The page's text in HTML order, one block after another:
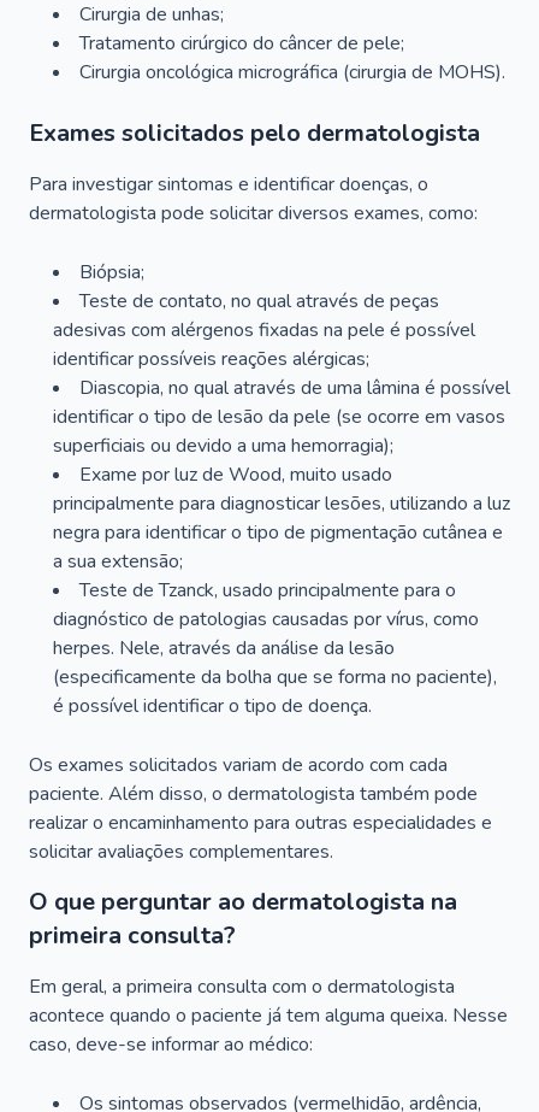
Cirurgia de unhas;
Tratamento cirúrgico do câncer de pele;
Cirurgia oncológica micrográfica (cirurgia de MOHS).
Exames solicitados pelo dermatologista
Para investigar sintomas e identificar doenças, o
dermatologista pode solicitar diversos exames, como:
Biópsia;
Teste de contato, no qual através de peças
adesivas com alérgenos fixadas na pele é possível
identificar possíveis reações alérgicas;
Diascopia, no qual através de uma lâmina é possível
identificar o tipo de lesão da pele (se ocorre em vasos
superficiais ou devido a uma hemorragia);
Exame por luz de Wood, muito usado
principalmente para diagnosticar lesões, utilizando a luz
negra para identificar o tipo de pigmentação cutânea e
a sua extensão;
Teste de Tzanck, usado principalmente para o
diagnóstico de patologias causadas por vírus, como
herpes. Nele, através da análise da lesão
(especificamente da bolha que se forma no paciente),
é possível identificar o tipo de doença.
Os exames solicitados variam de acordo com cada
paciente. Além disso, o dermatologista também pode
realizar o encaminhamento para outras especialidades e
solicitar avaliações complementares.
O que perguntar ao dermatologista na
primeira consulta?
Em geral, a primeira consulta com o dermatologista
acontece quando o paciente já tem alguma queixa. Nesse
caso, deve-se informar ao médico:
Os sintomas observados (vermelhidão, ardência,